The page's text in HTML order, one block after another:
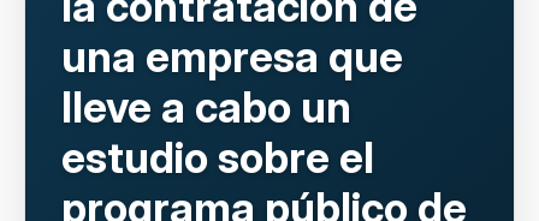
una empresa que
lleve a cabo un
estudio sobre el
programa público de